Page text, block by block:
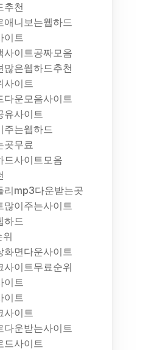
추천
애니보는웹하드
이트
사이트공짜모음
많은웹하드추천
사이트
다운모음사이트
유사이트
주는웹하드
곳무료
드사이트모음
리mp3다운받는곳
많이주는사이트
하드
화면다운사이트
사이트무료순위
이트
이트
사이트
다운받는사이트
드사이트